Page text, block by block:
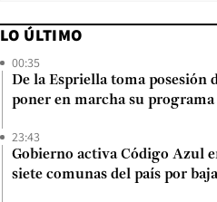
LO ÚLTIMO
00:35
De la Espriella toma posesión
poner en marcha su
23:43
Gobierno activa Código Azul
siete comunas del país por